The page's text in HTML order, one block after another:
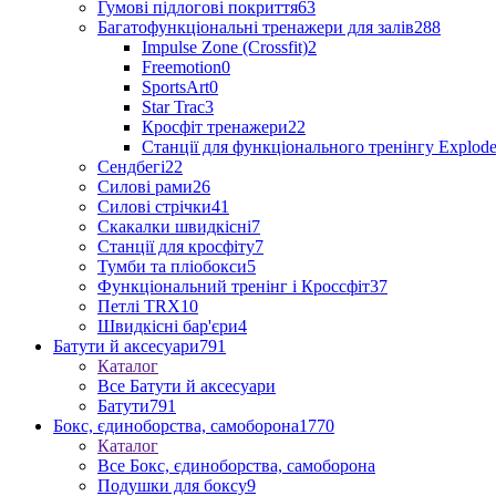
Гумові підлогові покриття63
Багатофункціональні тренажери для залів288
Impulse Zone (Crossfit)2
Freemotion0
SportsArt0
Star Trac3
Кросфіт тренажери22
Станції для функціонального тренінгу Explode
Сендбегі22
Силові рами26
Силові стрічки41
Скакалки швидкісні7
Станції для кросфіту7
Тумби та пліобокси5
Функціональний тренінг і Кроссфіт37
Петлі TRX10
Швидкісні бар'єри4
Батути й аксесуари791
Каталог
Все Батути й аксесуари
Батути791
Бокс, єдиноборства, самоборона1770
Каталог
Все Бокс, єдиноборства, самоборона
Подушки для боксу9